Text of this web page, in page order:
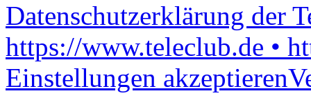
Datenschutzerklärung der
https://www.teleclub.de •
Einstellungen akzeptieren